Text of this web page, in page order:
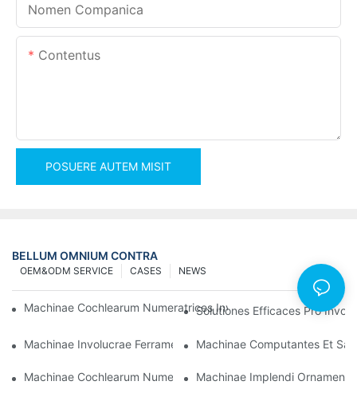
Nomen Companica
Contentus
POSUERE AUTEM MISIT
BELLUM OMNIUM CONTRA
NEWS
CASES
OEM&ODM SERVICE
Machinae Cochlearum Numeratrices Involucrantes Ad Eventus
Solutiones Efficaces Pro
Machinae Involucrae Ferramentorum Optimae Ad Qualitatem
Machinae Computantes Et
Machinae Cochlearum Numerantes Impletoriae: Instrumentum
Machinae Implendi